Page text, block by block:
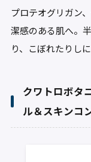
プロテオグリガン
潔感のある肌へ。
り、こぼれたりし
クワトロボタ
ル＆スキンコ